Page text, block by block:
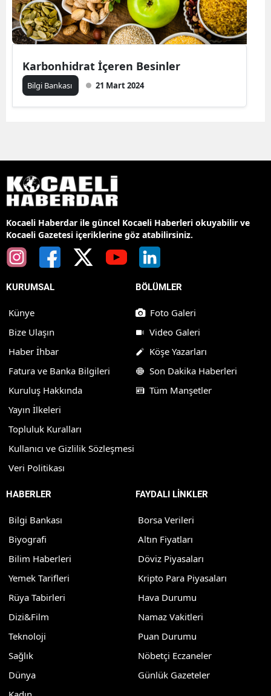
Karbonhidrat İçeren Besinler
Bilgi Bankası 21 Mart 2024
Kocaeli Haberdar ile güncel Kocaeli Haberleri okuyabilir ve
Kocaeli Gazetesi içeriklerine göz atabilirsiniz.
KURUMSAL
Künye
Bize Ulaşın
Haber İhbar
Fatura ve Banka Bilgileri
Kuruluş Hakkında
Yayın İlkeleri
Topluluk Kuralları
Kullanıcı ve Gizlilik Sözleşmesi
Veri Politikası
BÖLÜMLER
Foto Galeri
Video Galeri
Köşe Yazarları
Son Dakika Haberleri
Tüm Manşetler
HABERLER
Bilgi Bankası
Biyografi
Bilim Haberleri
Yemek Tarifleri
Rüya Tabirleri
Dizi&Film
Teknoloji
Sağlık
Dünya
FAYDALI LİNKLER
Borsa Verileri
Altın Fiyatları
Döviz Piyasaları
Kripto Para Piyasaları
Hava Durumu
Namaz Vakitleri
Puan Durumu
Nöbetçi Eczaneler
Günlük Gazeteler